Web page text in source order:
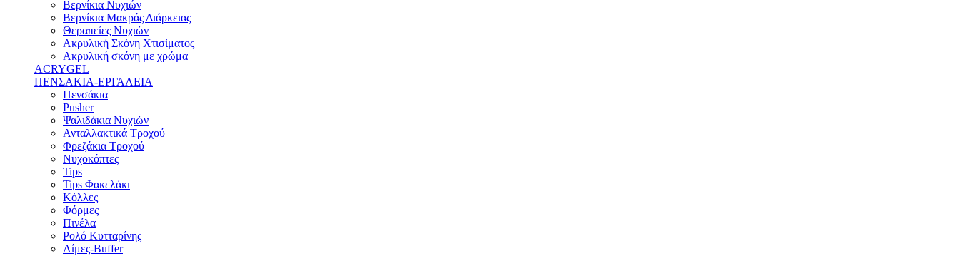
Βερνίκια Νυχιών
Βερνίκια Μακράς Διάρκειας
Θεραπείες Νυχιών
Ακρυλική Σκόνη Χτισίματος
Ακρυλική σκόνη με χρώμα
ACRYGEL
ΠΕΝΣΑΚΙΑ-ΕΡΓΑΛΕΙΑ
Πενσάκια
Pusher
Ψαλιδάκια Νυχιών
Ανταλλακτικά Τροχού
Φρεζάκια Τροχού
Νυχοκόπτες
Tips
Tips Φακελάκι
Κόλλες
Φόρμες
Πινέλα
Ρολό Κυτταρίνης
Λίμες-Buffer